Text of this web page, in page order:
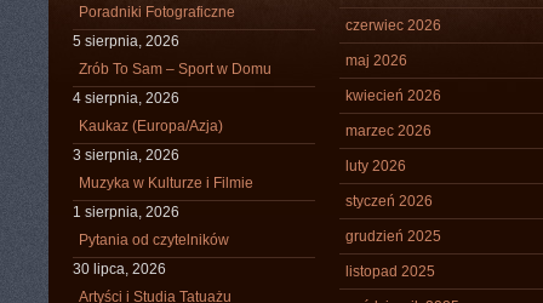
Poradniki Fotograficzne
5 sierpnia, 2026
Zrób To Sam – Sport w Domu
4 sierpnia, 2026
Kaukaz (Europa/Azja)
3 sierpnia, 2026
Muzyka w Kulturze i Filmie
1 sierpnia, 2026
Pytania od czytelników
30 lipca, 2026
Artyści i Studia Tatuażu
czerwiec 2026
maj 2026
kwiecień 2026
marzec 2026
luty 2026
styczeń 2026
grudzień 2025
listopad 2025